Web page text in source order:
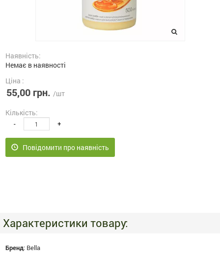
Наявність:
Немає в наявності
Ціна :
55,00 грн. /шт
Кількість:
- +
Повідомити про наявність
Характеристики товару:
Бренд: Bella